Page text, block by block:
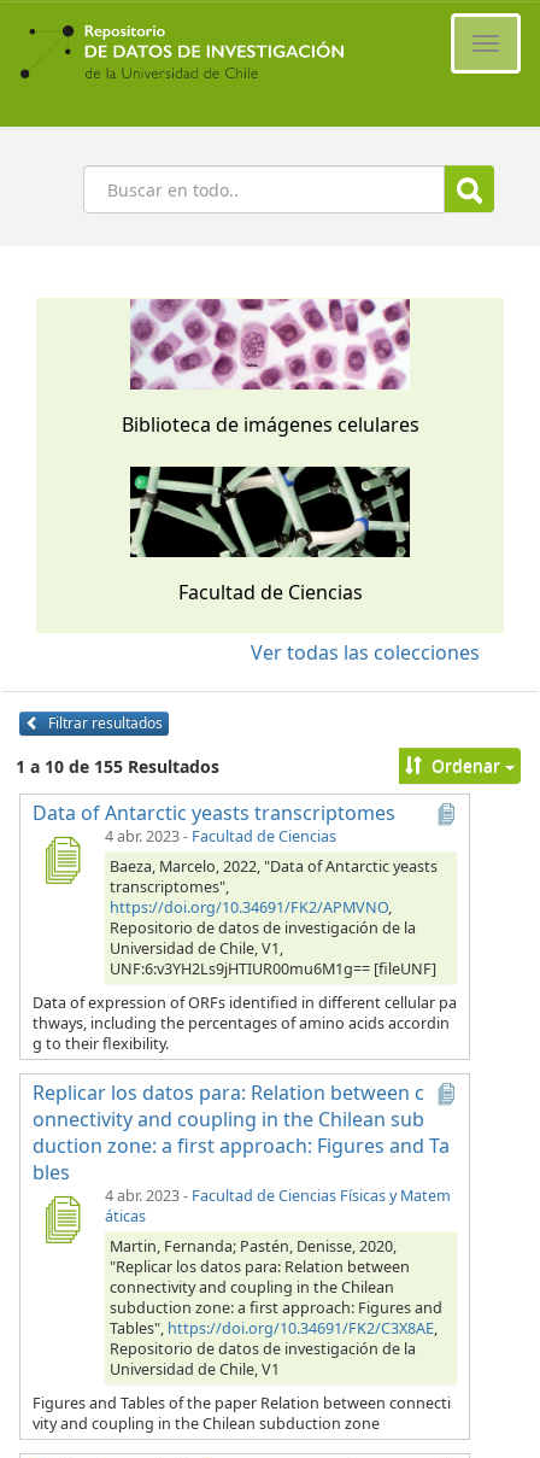
Ir
contenido
principal
Buscar
Biblioteca de imágenes celulares
Facultad de Ciencias
Ver todas las colecciones
Filtrar resultados
1 a 10 de 155 Resultados Ordenar
Data of Antarctic yeasts transcriptomes
4 abr. 2023- Facultad de Ciencias
Baeza, Marcelo, 2022, "Data of Antarctic yeasts
transcriptomes",
https://doi.org/10.34691/FK2/APMVNO,
Repositorio de datos de investigación de la
Universidad de Chile, V1,
UNF:6:v3YH2Ls9jHTIUR00mu6M1g== [fileUNF]
Data of expression of ORFs identified in different cellular pa
thways, including the percentages of amino acids accordin
g to their flexibility.
Replicar los datos para: Relation between c
onnectivity and coupling in the Chilean sub
duction zone: a first approach: Figures and Ta
bles
4 abr. 2023- Facultad de Ciencias Físicas y Matem
áticas
Martin, Fernanda; Pastén, Denisse, 2020,
"Replicar los datos para: Relation between
connectivity and coupling in the Chilean
subduction zone: a first approach: Figures and
Tables", https://doi.org/10.34691/FK2/C3X8AE,
Repositorio de datos de investigación de la
Universidad de Chile, V1
Figures and Tables of the paper Relation between connecti
vity and coupling in the Chilean subduction zone